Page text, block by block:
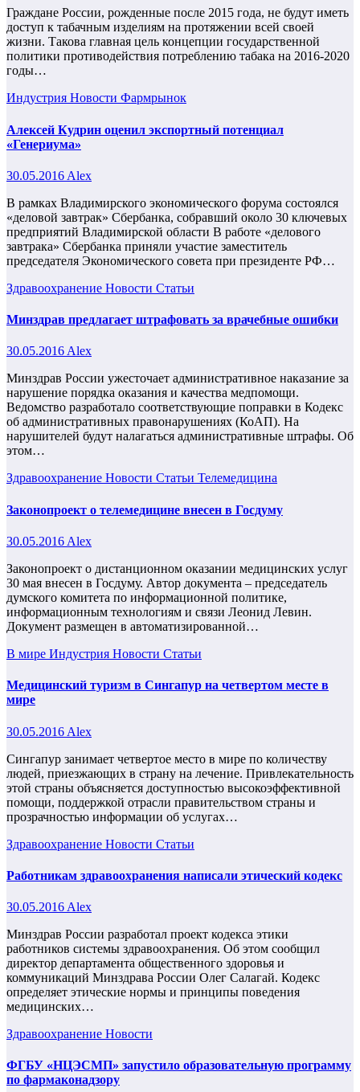
Граждане России, рожденные после 2015 года, не будут иметь
доступ к табачным изделиям на протяжении всей своей
жизни. Такова главная цель концепции государственной
политики противодействия потреблению табака на 2016-2020
годы…
Индустрия Новости Фармрынок
Алексей Кудрин оценил экспортный потенциал
«Генериума»
30.05.2016 Alex
В рамках Владимирского экономического форума состоялся
«деловой завтрак» Сбербанка, собравший около 30 ключевых
предприятий Владимирской области В работе «делового
завтрака» Сбербанка приняли участие заместитель
председателя Экономического совета при президенте РФ…
Здравоохранение Новости Статьи
Минздрав предлагает штрафовать за врачебные ошибки
30.05.2016Alex
Минздрав России ужесточает административное наказание за
нарушение порядка оказания и качества медпомощи.
Ведомство разработало соответствующие поправки в Кодекс
об административных правонарушениях (КоАП). На
нарушителей будут налагаться административные штрафы. Об
этом…
Здравоохранение Новости Статьи Телемедицина
Законопроект о телемедицине внесен в Госдуму
30.05.2016 Alex
Законопроект о дистанционном оказании медицинских услуг
30 мая внесен в Госдуму. Автор документа – председатель
думского комитета по информационной политике,
информационным технологиям и связи Леонид Левин.
Документ размещен в автоматизированной…
В мире Индустрия Новости Статьи
Медицинский туризм в Сингапур на четвертом месте в
мире
30.05.2016 Alex
Сингапур занимает четвертое место в мире по количеству
людей, приезжающих в страну на лечение. Привлекательность
этой страны объясняется доступностью высокоэффективной
помощи, поддержкой отрасли правительством страны и
прозрачностью информации об услугах…
Здравоохранение Новости Статьи
Работникам здравоохранения написали этический кодекс
30.05.2016 Alex
Минздрав России разработал проект кодекса этики
работников системы здравоохранения. Об этом сообщил
директор департамента общественного здоровья и
коммуникаций Минздрава России Олег Салагай. Кодекс
определяет этические нормы и принципы поведения
медицинских…
Здравоохранение Новости
ФГБУ «НЦЭСМП» запустило образовательную программу
по фармаконадзору